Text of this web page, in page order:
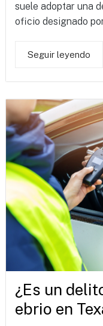
suele adoptar una
oficio designado
Seguir leyendo
¿Es un
ebrio en